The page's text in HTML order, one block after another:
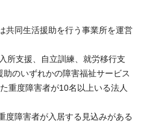
共同生活援助を行う事業所を運営
支援、自立訓練、就労移行支
のいずれかの障害福祉サービス
重度障害者が10名以上いる法人
度障害者が入居する見込みがある